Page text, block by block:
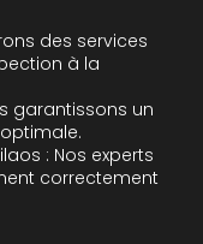
des services
à la
garantissons un
: Nos experts
correctement